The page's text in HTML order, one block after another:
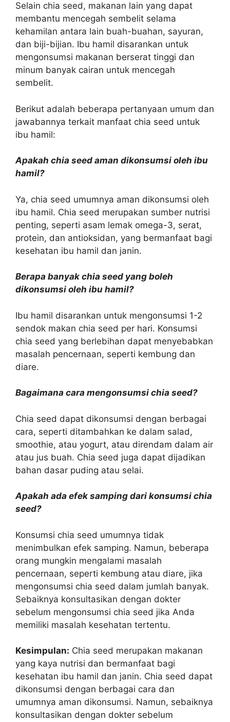
Selain chia seed, makanan lain yang dapat
membantu mencegah sembelit selama
kehamilan antara lain buah-buahan, sayuran,
dan biji-bijian. Ibu hamil disarankan untuk
mengonsumsi makanan berserat tinggi dan
minum banyak cairan untuk mencegah
sembelit.
Berikut adalah beberapa pertanyaan umum dan
jawabannya terkait manfaat chia seed untuk
ibu hamil:
Apakah chia seed aman dikonsumsi oleh ibu
hamil?
Ya, chia seed umumnya aman dikonsumsi oleh
ibu hamil. Chia seed merupakan sumber nutrisi
penting, seperti asam lemak omega-3, serat,
protein, dan antioksidan, yang bermanfaat bagi
kesehatan ibu hamil dan janin.
Berapa banyak chia seed yang boleh
dikonsumsi oleh ibu hamil?
Ibu hamil disarankan untuk mengonsumsi 1-2
sendok makan chia seed per hari. Konsumsi
chia seed yang berlebihan dapat menyebabkan
masalah pencernaan, seperti kembung dan
diare.
Bagaimana cara mengonsumsi chia seed?
Chia seed dapat dikonsumsi dengan berbagai
cara, seperti ditambahkan ke dalam salad,
smoothie, atau yogurt, atau direndam dalam air
atau jus buah. Chia seed juga dapat dijadikan
bahan dasar puding atau selai.
Apakah ada efek samping dari konsumsi chia
seed?
Konsumsi chia seed umumnya tidak
menimbulkan efek samping. Namun, beberapa
orang mungkin mengalami masalah
pencernaan, seperti kembung atau diare, jika
mengonsumsi chia seed dalam jumlah banyak.
Sebaiknya konsultasikan dengan dokter
sebelum mengonsumsi chia seed jika Anda
memiliki masalah kesehatan tertentu.
Kesimpulan: Chia seed merupakan makanan
yang kaya nutrisi dan bermanfaat bagi
kesehatan ibu hamil dan janin. Chia seed dapat
dikonsumsi dengan berbagai cara dan
umumnya aman dikonsumsi. Namun, sebaiknya
konsultasikan dengan dokter sebelum